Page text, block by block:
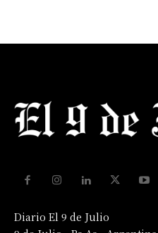
Diario El 9 de Julio